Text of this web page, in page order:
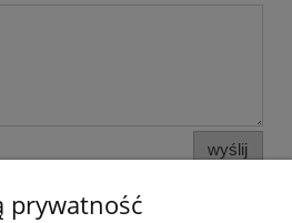
wyślij
prywatność